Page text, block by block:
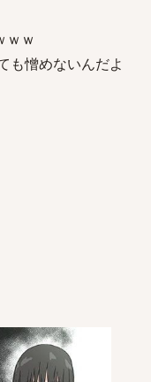
ｗｗ
も憎めないんだよ